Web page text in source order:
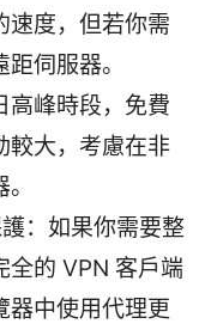
速度，但若你需
伺服器。
高峰時段，免費
較大，考慮在非
：如果你需要整
全的 VPN 客戶端
器中使用代理更